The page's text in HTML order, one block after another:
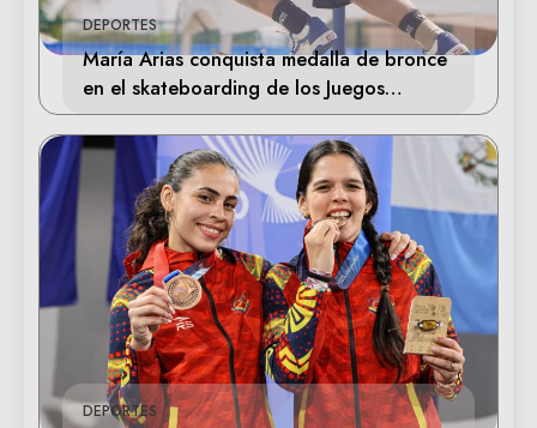
DEPORTES
María Arias conquista medalla de bronce
en el skateboarding de los Juegos
Centroamericanos
DEPORTES